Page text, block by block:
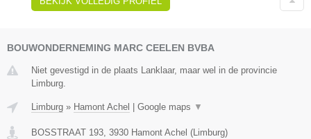
BOUWONDERNEMING MARC CEELEN BVBA
Niet gevestigd in de plaats Lanklaar, maar wel in de provincie
Limburg.
Limburg » Hamont Achel Google maps ▼
BOSSTRAAT 193, 3930 Hamont Achel (Limburg)